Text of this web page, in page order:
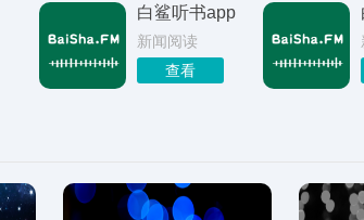
白鲨听书app
新闻阅读
查看